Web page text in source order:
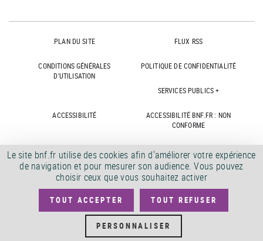
PLAN DU SITE FLUX RSS
CONDITIONS GÉNÉRALES
D'UTILISATION
POLITIQUE DE CONFIDENTIALITÉ
SERVICES PUBLICS +
ACCESSIBILITÉ
ACCESSIBILITÉ BNF.FR : NON
CONFORME
MARCHÉS PUBLICS OFFRES D'EMPLOI
DÉMATÉRIALISATION FACTURES CRÉDITS
©
Le site bnf.fr utilise des cookies afin d'améliorer votre expérience
de navigation et pour mesurer son audience. Vous pouvez
choisir ceux que vous souhaitez activer
TOUT ACCEPTER TOUT REFUSER
PERSONNALISER